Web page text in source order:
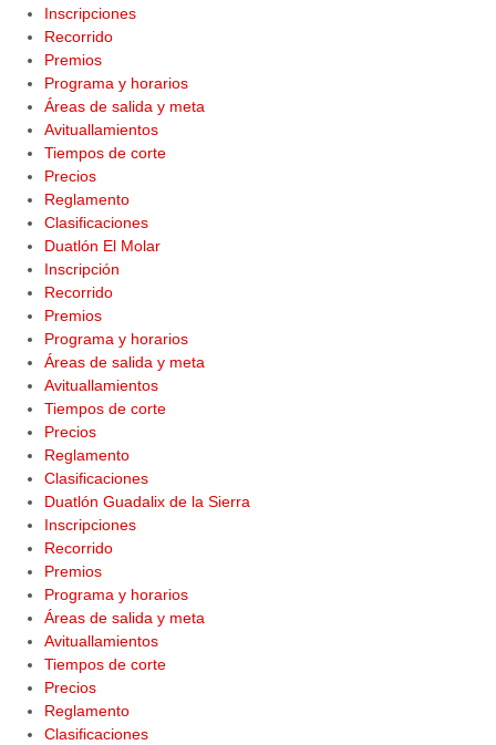
Inscripciones
Recorrido
Premios
Programa y horarios
Áreas de salida y meta
Avituallamientos
Tiempos de corte
Precios
Reglamento
Clasificaciones
Duatlón El Molar
Inscripción
Recorrido
Premios
Programa y horarios
Áreas de salida y meta
Avituallamientos
Tiempos de corte
Precios
Reglamento
Clasificaciones
Duatlón Guadalix de la Sierra
Inscripciones
Recorrido
Premios
Programa y horarios
Áreas de salida y meta
Avituallamientos
Tiempos de corte
Precios
Reglamento
Clasificaciones